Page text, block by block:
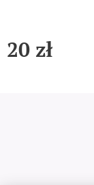
20 zł